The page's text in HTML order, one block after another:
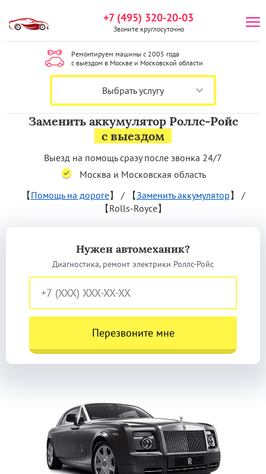
+7 (495) 320-20-03
Звоните круглосуточно
Ремонтируем машины с 2005 года
с выездом в Москве и Московской области
Выбрать услугу
Заменить аккумулятор Роллс-Ройс
с выездом
Выезд на помощь сразу после звонка 24/7
Москва и Московская область
【Помощь на дороге】 / 【Заменить аккумулятор】
/
【Rolls-Royce】
Нужен автомеханик?
Диагностика, ремонт электрики Роллс-Ройс
Перезвоните мне